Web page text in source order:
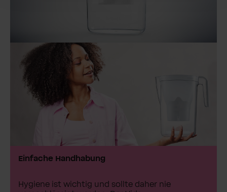
Einfache Handhabung
Hygiene ist wichtig und sollte daher nie